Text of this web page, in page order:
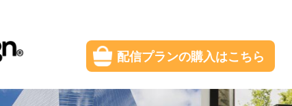
配信プランの購入はこちら